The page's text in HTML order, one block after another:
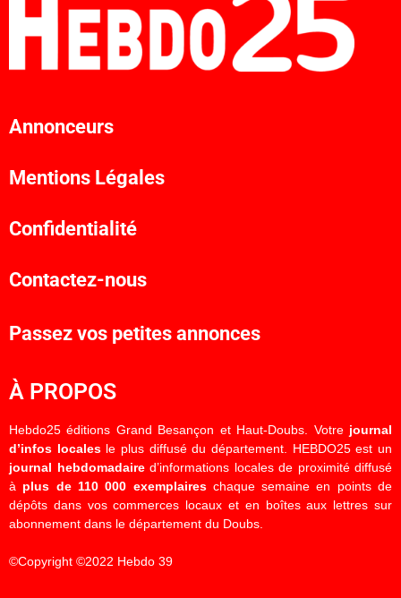
Annonceurs
Mentions Légales
Confidentialité
Contactez-nous
Passez vos petites annonces
À PROPOS
Hebdo25 éditions Grand Besançon et Haut-Doubs. Votre journal
d’infos localesle plus diffusé du département. HEBDO25 est un
journal hebdomadaired’informations locales de proximité diffusé
à plus de 110 000 exemplaireschaque semaine en points de
dépôts dans vos commerces locaux et en boîtes aux lettres sur
abonnement dans le département du Doubs.
©Copyright ©2022 Hebdo 39